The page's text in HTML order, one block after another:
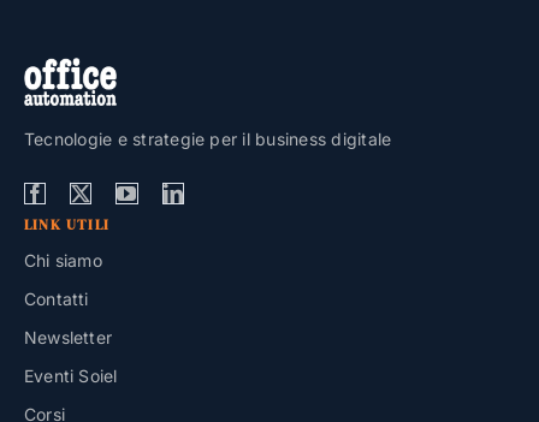
Tecnologie e strategie per il business digitale
LINK UTILI
Chi siamo
Contatti
Newsletter
Eventi Soiel
Corsi